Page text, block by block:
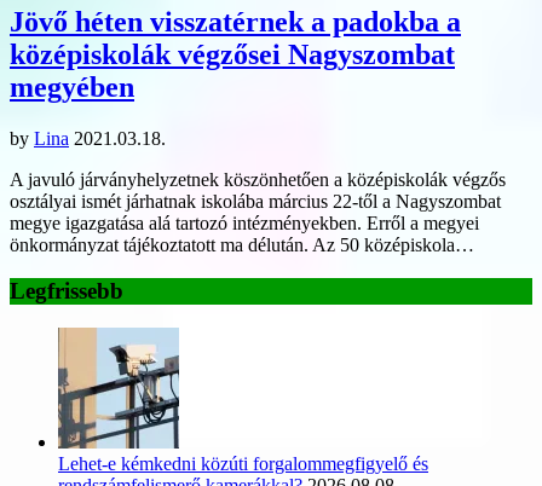
Jövő héten visszatérnek a padokba a
középiskolák végzősei Nagyszombat
megyében
by Lina 2021.03.18.
A javuló járványhelyzetnek köszönhetően a középiskolák végzős
osztályai ismét járhatnak iskolába március 22-től a Nagyszombat
megye igazgatása alá tartozó intézményekben. Erről a megyei
önkormányzat tájékoztatott ma délután. Az 50 középiskola…
Legfrissebb
Lehet-e kémkedni közúti forgalommegfigyelő és